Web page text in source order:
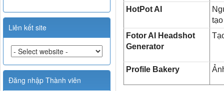
HotPot AI
Fotor AI Headshot
Generator
Profile Bakery
Liên kết site
Đăng nhập Thành viên